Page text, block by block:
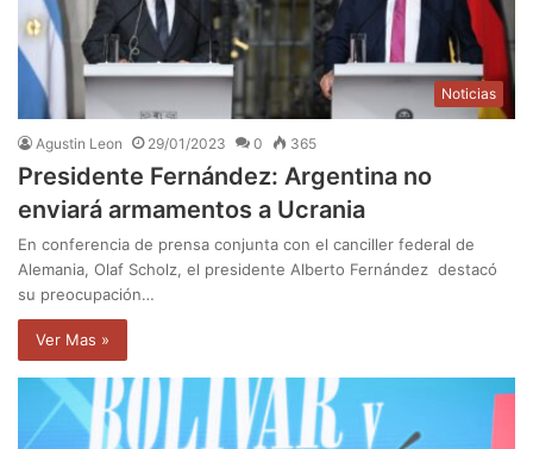
Noticias
Agustin Leon 29/01/2023 0 365
Presidente Fernández: Argentina no
enviará armamentos a Ucrania
En conferencia de prensa conjunta con el canciller federal de
Alemania, Olaf Scholz, el presidente Alberto Fernández destacó
su preocupación…
Ver Mas »